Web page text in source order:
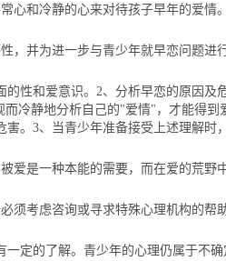
和冷静的心来对待孩子早年的爱情
并为进一步与青少年就早恋问题进
性和爱意识。2、分析早恋的原因及
冷静地分析自己的"爱情"，才能得到
。3、当青少年准备接受上述理解时
是一种本能的需要，而在爱的荒野
考虑咨询或寻求特殊心理机构的帮
定的了解。青少年的心理仍属于不确